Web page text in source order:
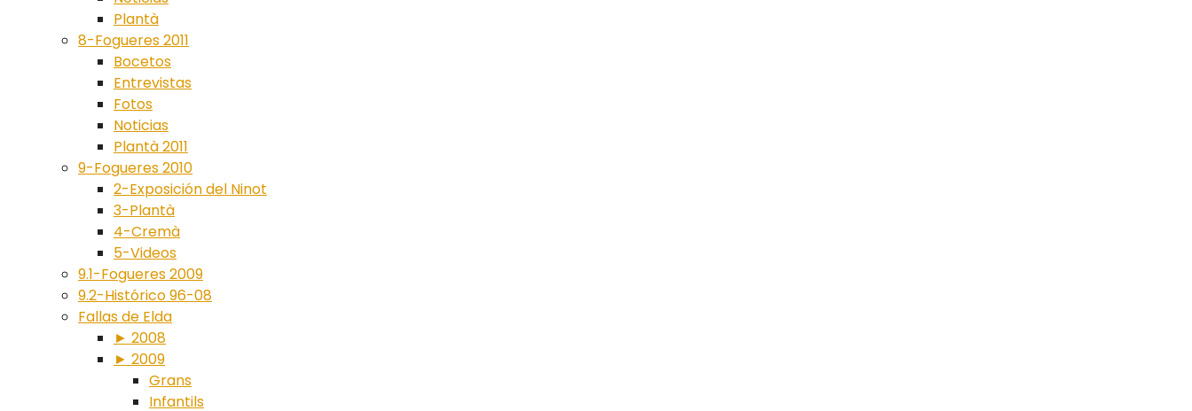
Plantà
8-Fogueres 2011
Bocetos
Entrevistas
Fotos
Noticias
Plantà 2011
9-Fogueres 2010
2-Exposición del Ninot
3-Plantà
4-Cremà
5-Videos
9.1-Fogueres 2009
9.2-Histórico 96-08
Fallas de Elda
► 2008
► 2009
Grans
Infantils